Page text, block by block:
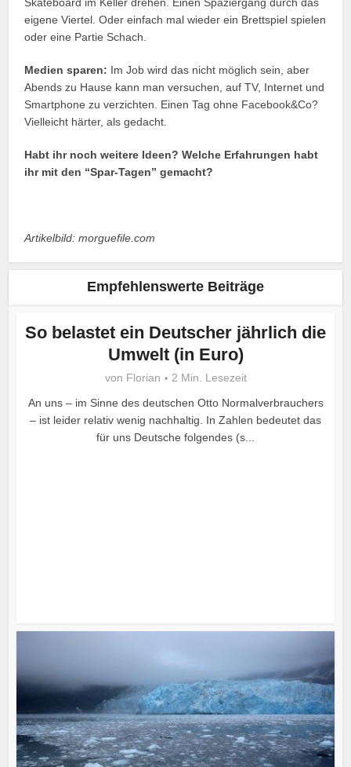
eigene Viertel. Oder einfach mal wieder ein Brettspiel spielen
oder eine Partie Schach.
Medien sparen: Im Job wird das nicht möglich sein, aber
Abends zu Hause kann man versuchen, auf TV, Internet und
Smartphone zu verzichten. Einen Tag ohne Facebook&Co?
Vielleicht härter, als gedacht.
Habt ihr noch weitere Ideen? Welche Erfahrungen habt
ihr mit den “Spar-Tagen” gemacht?
Artikelbild: morguefile.com
Empfehlenswerte Beiträge
So belastet ein Deutscher jährlich die
Umwelt (in Euro)
von Florian
2 Min. Lesezeit
An uns – im Sinne des deutschen Otto Normalverbrauchers
– ist leider relativ wenig nachhaltig. In Zahlen bedeutet das
für uns Deutsche folgendes (s...